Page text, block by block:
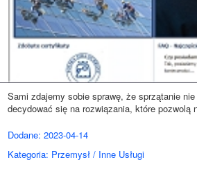
Sami zdajemy sobie sprawę, że sprzątanie
decydować się na rozwiązania, które pozwolą
Dodane: 2023-04-14
Kategoria: Przemysł / Inne Usługi